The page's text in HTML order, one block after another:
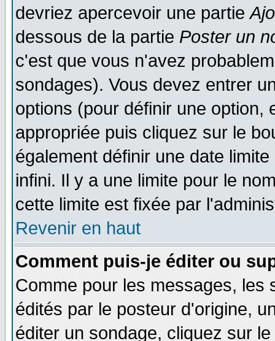
devriez apercevoir une partie
dessous de la partie Poster un
c'est que vous n'avez
sondages). Vous devez entrer
options (pour définir une option,
appropriée puis cliquez sur le
également définir une date
infini. Il y a une limite pour le
cette limite est fixée par
Revenir en haut
Comment puis-je éditer ou
Comme pour les messages, les
édités par le posteur d'origine,
éditer un sondage, cliquez sur